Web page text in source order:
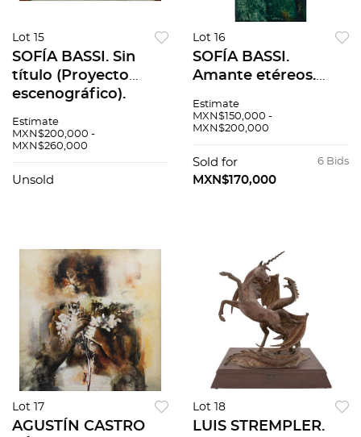
Lot 15
SOFÍA BASSI. Sin
título (Proyecto
escenográfico).
75 ELC. Óleo sobre
tela. 57 x 77 cm. Con
Estimate
MXN$200,000 -
MXN$260,000
Unsold
Lot 16
SOFÍA BASSI.
Amante etéreos.
82. Óleo sobre
masonite. 55 x 30
documentos.
Estimate
MXN$150,000 -
MXN$200,000
6 Bids
Sold for
MXN$170,000
Lot 17
AGUSTÍN CASTRO
Lot 18
LUIS STREMPLER.